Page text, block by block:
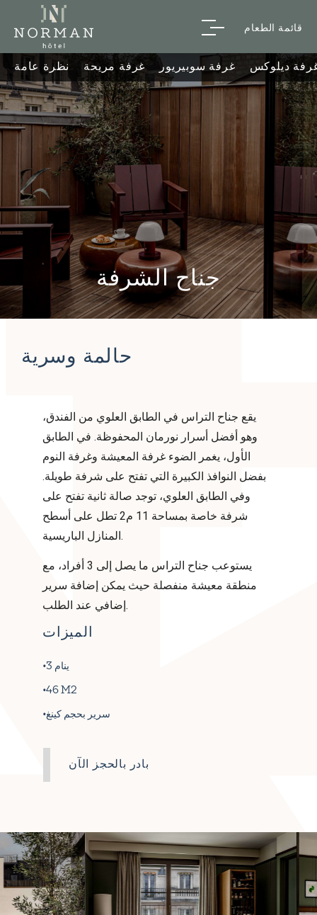
قائمة الطعام
نظرة عامة غرفة مريحة غرفة سوبيريور ديلوكس
جناح الشرفة
حالمة وسرية
يقع جناح التراس في الطابق العلوي من الفندق،
وهو أفضل أسرار نورمان المحفوظة. في الطابق
الأول، يغمر الضوء غرفة المعيشة وغرفة النوم
بفضل النوافذ الكبيرة التي تفتح على شرفة طويلة.
وفي الطابق العلوي، توجد صالة ثانية تفتح على
شرفة خاصة بمساحة 11 م2 تطل على أسطح
المنازل الباريسية.
يستوعب جناح التراس ما يصل إلى 3 أفراد، مع
منطقة معيشة منفصلة حيث يمكن إضافة سرير
إضافي عند الطلب.
الميزات
ينام 3
46 M2
سرير بحجم كينغ
بادر بالحجز الآن